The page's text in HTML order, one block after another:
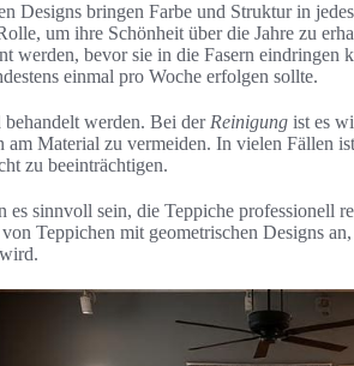
Designs bringen Farbe und Struktur in
um ihre Schönheit über die Jahre zu
werden, bevor sie in die Fasern
einmal pro Woche erfolgen sollte.
werden. Bei der Reinigung ist es
am Material zu vermeiden. In vielen Fällen
zu beeinträchtigen.
es sinnvoll sein, die Teppiche professionell
von Teppichen mit geometrischen Designs